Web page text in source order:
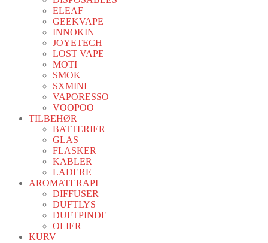
ELEAF
GEEKVAPE
INNOKIN
JOYETECH
LOST VAPE
MOTI
SMOK
SXMINI
VAPORESSO
VOOPOO
TILBEHØR
BATTERIER
GLAS
FLASKER
KABLER
LADERE
AROMATERAPI
DIFFUSER
DUFTLYS
DUFTPINDE
OLIER
KURV